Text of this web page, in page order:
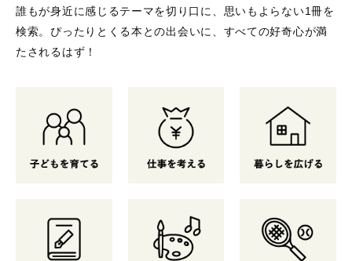
誰もが身近に感じるテーマを切り口に、思いもよらない1冊を
検索。 ぴったりとくる本との出会いに、すべての好奇心が満
たされるはず！